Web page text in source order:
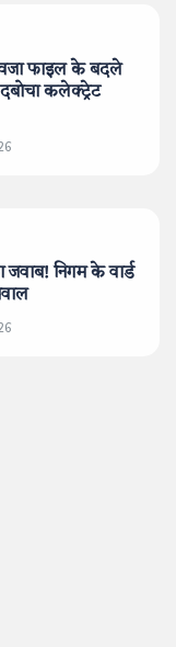
फाइल के बदले
कलेक्ट्रेट
निगम के वार्ड